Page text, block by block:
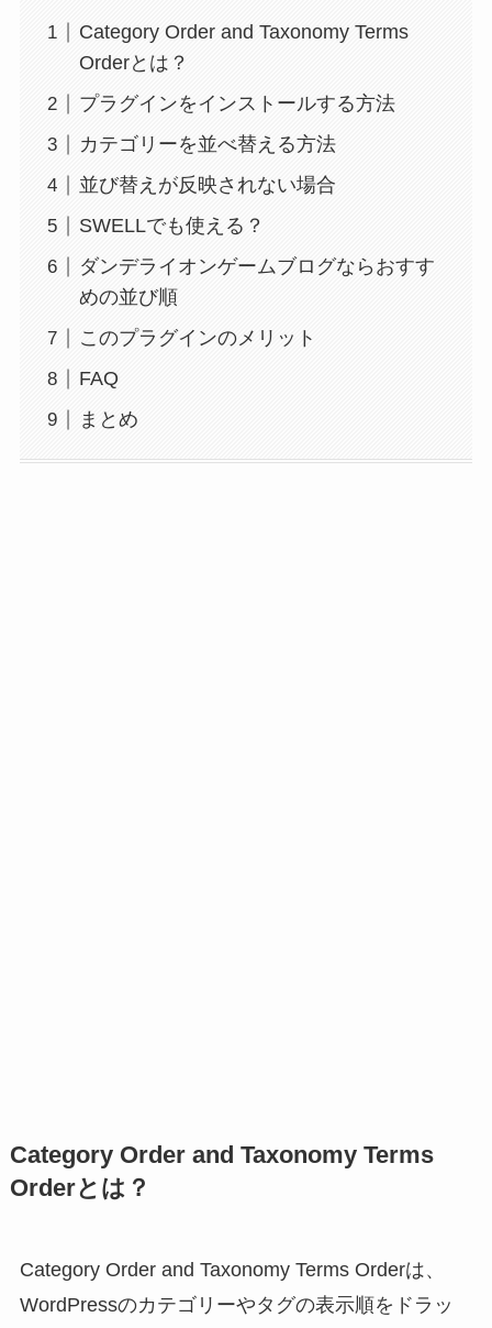
Category Order and Taxonomy Terms
Orderとは？
プラグインをインストールする方法
カテゴリーを並べ替える方法
並び替えが反映されない場合
SWELLでも使える？
ダンデライオンゲームブログならおすす
めの並び順
このプラグインのメリット
FAQ
まとめ
Category Order and Taxonomy Terms
Orderとは？
Category Order and Taxonomy Terms Orderは、
WordPressのカテゴリーやタグの表示順をドラッ